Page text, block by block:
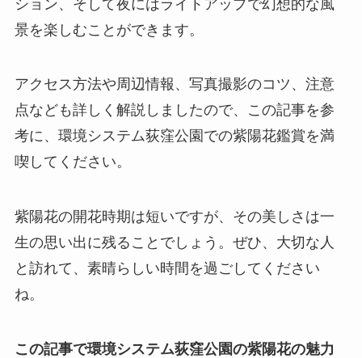
ション、そして夜にはライトアップで幻想的な風
景を楽しむことができます。
アクセス方法や周辺情報、写真撮影のコツ、注意
点なども詳しく解説しましたので、この記事を参
考に、環境システム荻窪公園での紫陽花鑑賞を満
喫してください。
紫陽花の開花時期は短いですが、その美しさは一
生の思い出に残ることでしょう。ぜひ、大切な人
と訪れて、素晴らしい時間を過ごしてください
ね。
この記事で環境システム荻窪公園の紫陽花の魅力